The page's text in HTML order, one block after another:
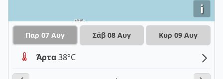
i
Παρ 07 Αυγ Σάβ 08 Αυγ Κυρ 09 Αυγ
Άρτα38°C